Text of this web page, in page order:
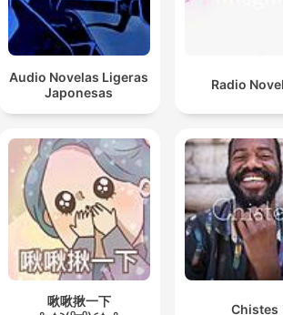
Audio Novelas Ligeras
Japonesas
Radio
啾啾揪一下
Chistes